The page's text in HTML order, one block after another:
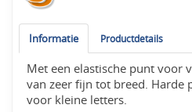
Informatie Productdetails
Met een elastische punt voor
van zeer fijn tot breed. Harde
voor kleine letters.